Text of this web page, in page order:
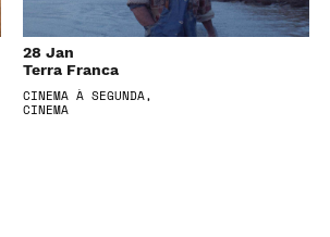
28 Jan
Terra Franca
CINEMA À SEGUNDA,
CINEMA